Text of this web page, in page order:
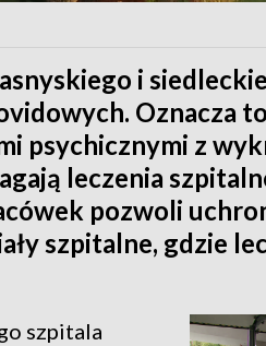
i
Oznacza
psychicznymi z
leczenia
pozwoli
szpitalne, gdzie
szpitala